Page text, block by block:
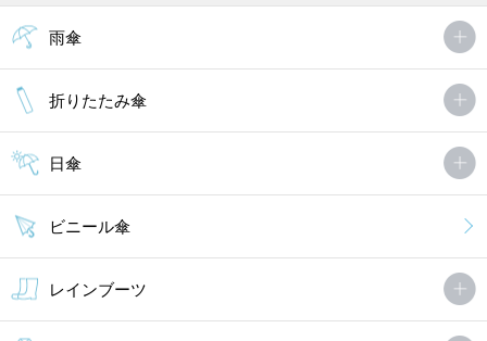
雨傘
折りたたみ傘
日傘
ビニール傘
レインブーツ